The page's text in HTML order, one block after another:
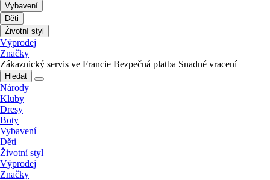
Vybavení
Děti
Životní styl
Výprodej
Značky
Zákaznický servis ve Francie Bezpečná platba Snadné vracení
Hledat
Národy
Kluby
Dresy
Boty
Vybavení
Děti
Životní styl
Výprodej
Značky